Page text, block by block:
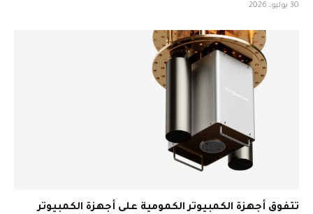
30 يوليو، 2026
تتفوق أجهزة الكمبيوتر الكمومية على أجهزة الكمبيوتر